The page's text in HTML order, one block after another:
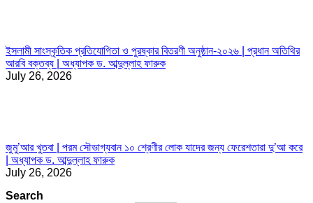
ইসলামী সাংস্কৃতিক প্রতিযোগিতা ও পুরষ্কার বিতরণী অনুষ্ঠান-২০২৬ | প্রধান অতিথির
আরবি বক্তব্য | অধ্যাপক ড. আব্দুল্লাহ ফারুক
July 26, 2026
জুমু’আর খুতবা | পরম সৌভাগ্যবান ১০ শ্রেণীর লোক যাদের জন্য ফেরেশতারা দু’আ করে
| অধ্যাপক ড. আব্দুল্লাহ ফারুক
July 26, 2026
Search